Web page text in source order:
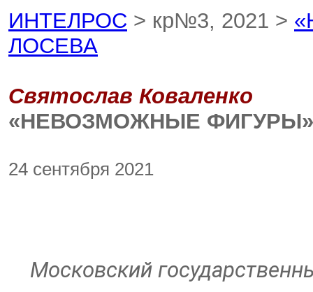
ИНТЕЛРОС > кр№3, 2021 >
ЛОСЕВА
Святослав Коваленко
«НЕВОЗМОЖНЫЕ
24 сентября 2021
Московский